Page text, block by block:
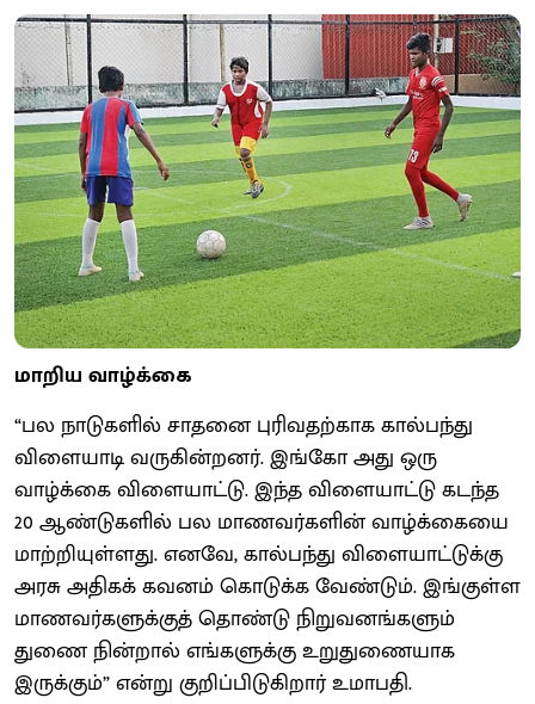
மாறிய வாழ்க்கை
“பல நாடுகளில் சாதனை புரிவதற்காக கால்பந்து
விளையாடி வருகின்றனர். இங்கோ அது ஒரு
வாழ்க்கை விளையாட்டு. இந்த விளையாட்டு கடந்த
20 ஆண்டுகளில் பல மாணவர்களின் வாழ்க்கையை
மாற்றியுள்ளது. எனவே, கால்பந்து விளையாட்டுக்கு
அரசு அதிகக் கவனம் கொடுக்க வேண்டும். இங்குள்ள
மாணவர்களுக்குத் தொண்டு நிறுவனங்களும்
துணை நின்றால் எங்களுக்கு உறுதுணையாக
இருக்கும்” என்று குறிப்பிடுகிறார் உமாபதி.